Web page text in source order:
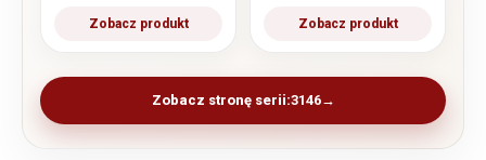
Jones
Zobacz stronę serii:3146